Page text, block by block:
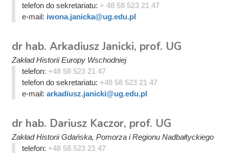
telefon do sekretariatu: + 48 58 523 21 47
e-mail: iwona.janicka@ug.edu.pl
dr hab. Arkadiusz Janicki, prof. UG
Zakład Historii Europy Wschodniej
telefon: +48 58 523 21 47
telefon do sekretariatu: +48 58 523 21 47
e-mail: arkadiusz.janicki@ug.edu.pl
dr hab. Dariusz Kaczor, prof. UG
Zakład Historii Gdańska, Pomorza i Regionu Nadbałtyckiego
telefon: +48 58 523 21 47